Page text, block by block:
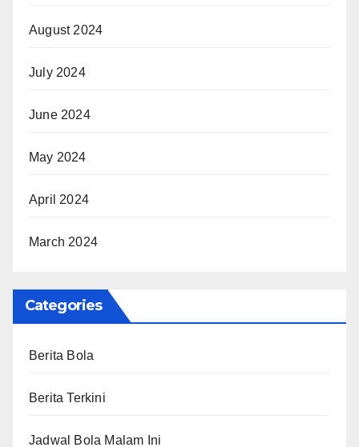
August 2024
July 2024
June 2024
May 2024
April 2024
March 2024
Categories
Berita Bola
Berita Terkini
Jadwal Bola Malam Ini